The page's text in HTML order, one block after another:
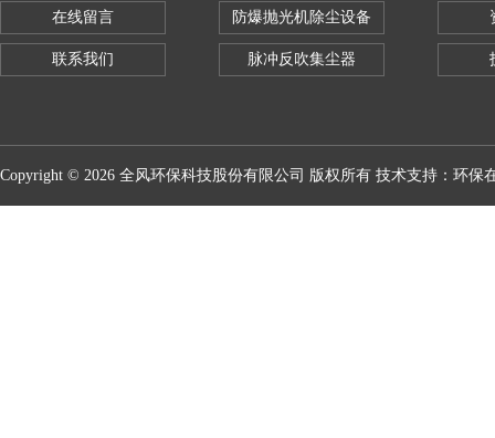
在线留言
联系我们
防爆抛光机除尘设备
脉冲反吹集尘器
Copyright © 2026 全风环保科技股份有限公司 版权所有 技术支持： 环保